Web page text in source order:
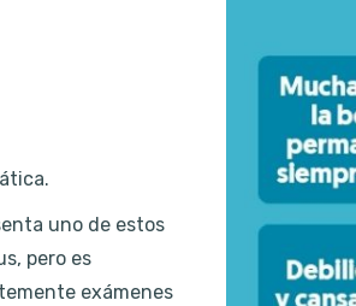
uno de estos
pero es
exámenes